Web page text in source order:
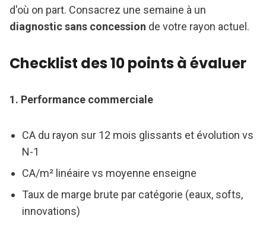
d'où on part. Consacrez une semaine à un
diagnostic sans concession de votre rayon actuel.
Checklist des 10 points à évaluer
1. Performance commerciale
CA du rayon sur 12 mois glissants et évolution vs
N-1
CA/m² linéaire vs moyenne enseigne
Taux de marge brute par catégorie (eaux, softs,
innovations)